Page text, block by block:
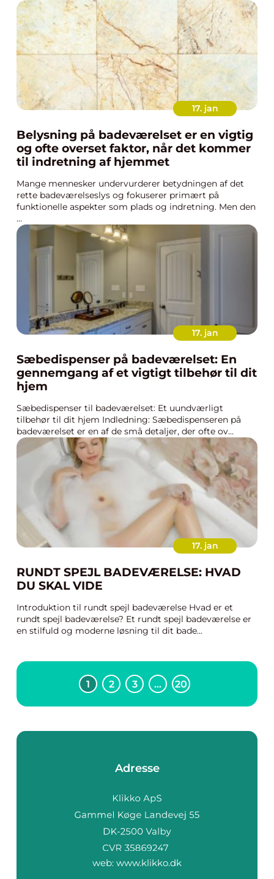
17. jan
Belysning på badeværelset er en vigtig
og ofte overset faktor, når det kommer
til indretning af hjemmet
Mange mennesker undervurderer betydningen af det
rette badeværelseslys og fokuserer primært på
funktionelle aspekter som plads og indretning. Men den
...
17. jan
Sæbedispenser på badeværelset: En
gennemgang af et vigtigt tilbehør til dit
hjem
Sæbedispenser til badeværelset: Et uundværligt
tilbehør til dit hjem Indledning: Sæbedispenseren på
badeværelset er en af de små detaljer, der ofte ov...
17. jan
RUNDT SPEJL BADEVÆRELSE: HVAD
DU SKAL VIDE
Introduktion til rundt spejl badeværelse Hvad er et
rundt spejl badeværelse? Et rundt spejl badeværelse er
en stilfuld og moderne løsning til dit bade...
1 2 3 … 20
Adresse
web: www.klikko.dk